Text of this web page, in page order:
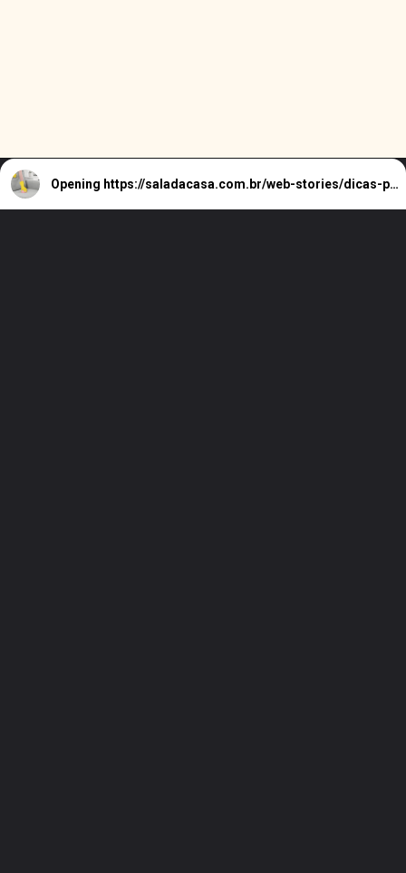
Opening https://saladacasa.com.br/web-stories/dicas-para-limpar-seu-sofa/